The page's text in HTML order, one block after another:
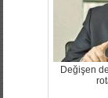
Değişen